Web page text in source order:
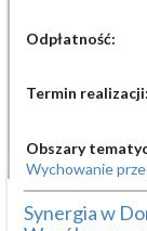
Odpłatność:
Termin realizacji:
Obszary
Wychowanie
Synergia w